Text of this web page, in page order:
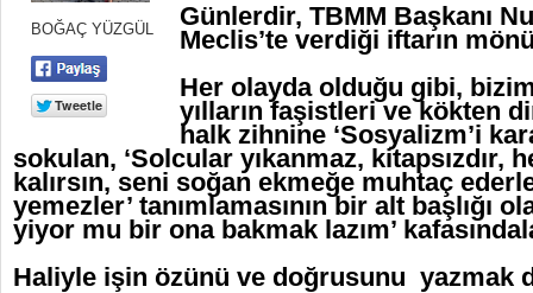
BOĞAÇ YÜZGÜL
Günlerdir, TBMM Başkanı
Meclis’te verdiği iftarın
Her olayda olduğu gibi,
yılların faşistleri ve kökten
halk zihnine ‘Sosyalizm’i
sokulan, ‘Solcular yıkanmaz, kitapsızdır,
kalırsın, seni soğan ekmeğe muhtaç
yemezler’ tanımlamasının bir alt başlığı
yiyor mu bir ona bakmak lazım’
Haliyle işin özünü ve doğrusunu yazmak